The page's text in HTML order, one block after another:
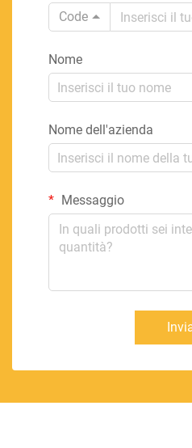
Code
Nome
Nome dell'azienda
Messaggio